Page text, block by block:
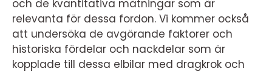
och de kvantitativa mätningar som är
relevanta för dessa fordon. Vi kommer också
att undersöka de avgörande faktorer och
historiska fördelar och nackdelar som är
kopplade till dessa elbilar med dragkrok och